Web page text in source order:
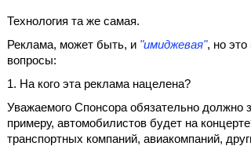
Технология та же самая.
Реклама, может быть, и "имиджевая", но
вопросы:
1. На кого эта реклама нацелена?
Уважаемого Спонсора обязательно должно
примеру, автомобилистов будет на
транспортных компаний, авиакомпаний,